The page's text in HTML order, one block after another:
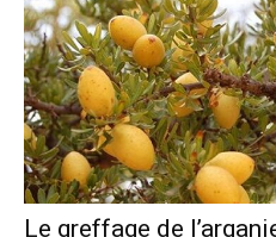
Le greffage de